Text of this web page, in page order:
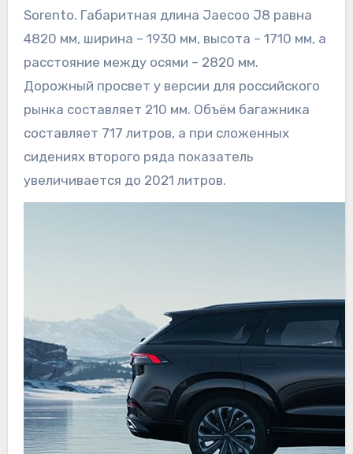
Sorento. Габаритная длина Jaecoo J8 равна
4820 мм, ширина – 1930 мм, высота – 1710 мм, а
расстояние между осями – 2820 мм.
Дорожный просвет у версии для российского
рынка составляет 210 мм. Объём багажника
составляет 717 литров, а при сложенных
сидениях второго ряда показатель
увеличивается до 2021 литров.